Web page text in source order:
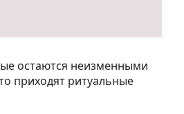
остаются неизменными
приходят ритуальные